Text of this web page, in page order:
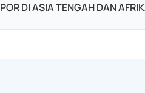
DI ASIA TENGAH DAN